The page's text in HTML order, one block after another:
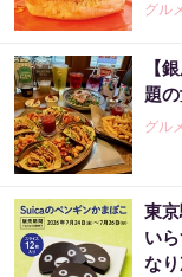
グル
【
題
グル
東
い
なり